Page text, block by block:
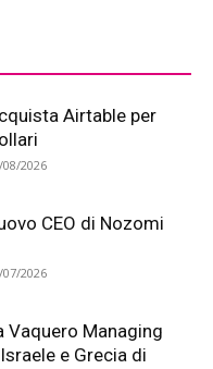
Airtable per
08/2026
CEO di Nozomi
07/2026
Vaquero Managing
e Grecia di